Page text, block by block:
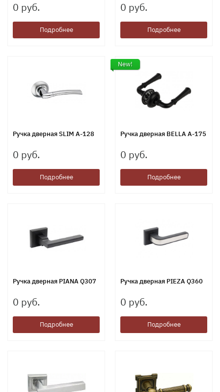
0 руб.
Подробнее
0 руб.
Подробнее
Ручка дверная SLIM A-128
0 руб.
Подробнее
New!
Ручка дверная BELLA A-175
0 руб.
Подробнее
Ручка дверная PIANA Q307
0 руб.
Подробнее
Ручка дверная PIEZA Q360
0 руб.
Подробнее